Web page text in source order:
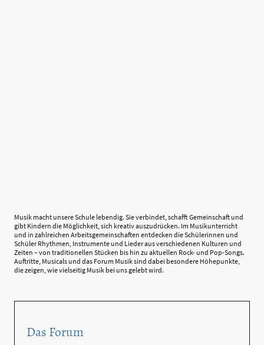
Musik macht unsere Schule lebendig. Sie verbindet, schafft Gemeinschaft und
gibt Kindern die Möglichkeit, sich kreativ auszudrücken. Im Musikunterricht
und in zahlreichen Arbeitsgemeinschaften entdecken die Schülerinnen und
Schüler Rhythmen, Instrumente und Lieder aus verschiedenen Kulturen und
Zeiten – von traditionellen Stücken bis hin zu aktuellen Rock- und Pop-Songs.
Auftritte, Musicals und das Forum Musik sind dabei besondere Höhepunkte,
die zeigen, wie vielseitig Musik bei uns gelebt wird.
Das Forum